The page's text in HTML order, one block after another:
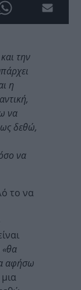
την
η
να
δεθώ,
να
το να
«θα
αφήσω
μια